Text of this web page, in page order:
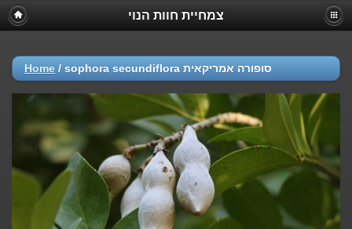
צמחיית חוות הנוי
Home / sophora secundiflora סופורה אמריקאית